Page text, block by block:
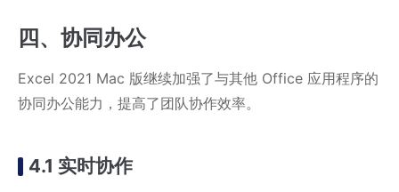
四、协同办公
Excel 2021 Mac 版继续加强了与其他 Office 应用程序的
协同办公能力，提高了团队协作效率。
4.1 实时协作